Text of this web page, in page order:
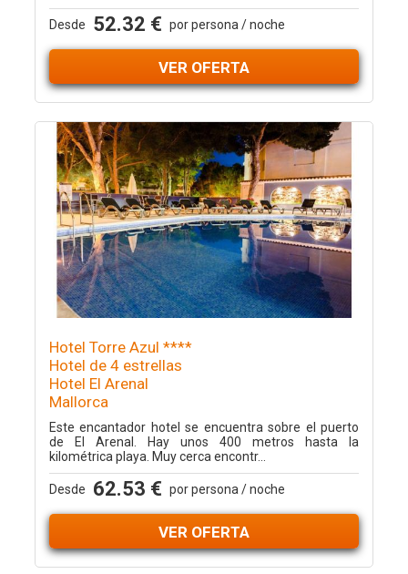
Desde 52.32 € por persona / noche
VER OFERTA
Hotel Torre Azul ****
Hotel de 4 estrellas
Hotel El Arenal
Mallorca
Este encantador hotel se encuentra sobre el puerto
de El Arenal. Hay unos 400 metros hasta la
kilométrica playa. Muy cerca encontr...
Desde 62.53 € por persona / noche
VER OFERTA